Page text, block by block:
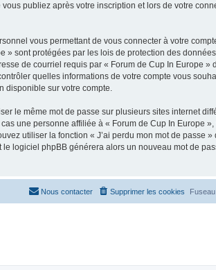
publiez après votre inscription et lors de votre
vous permettant de vous connecter à votre
» sont protégées par les lois de protection des
de courriel requis par « Forum de Cup In Europe »
quelles informations de votre compte vous
disponible sur votre compte.
le même mot de passe sur plusieurs sites internet
une personne affiliée à « Forum de Cup In Europe
utiliser la fonction « J’ai perdu mon mot de passe
logiciel phpBB générera alors un nouveau mot de
Supprimer les cookies
Nous contacter